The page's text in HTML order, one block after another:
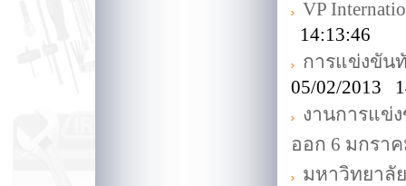
VP
14:13:46
การแข่งขัน
05/02/2013
งานการแข่
ออก 6 มกราค
มหาวิทยาลั